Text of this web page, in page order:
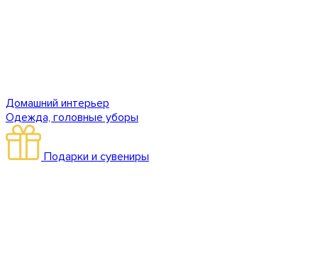
Домашний интерьер
Одежда, головные уборы
Подарки и сувениры